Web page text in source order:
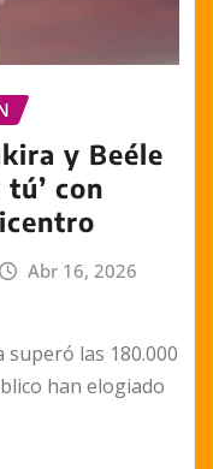
y Beéle
con
Abr 16, 2026
las 180.000
han elogiado